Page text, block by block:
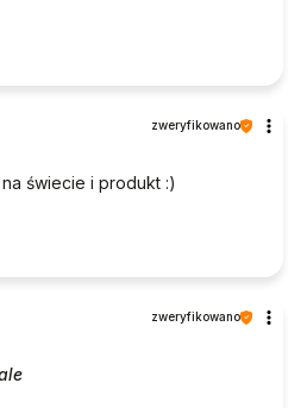
zweryfikowano
świecie i produkt :)
zweryfikowano